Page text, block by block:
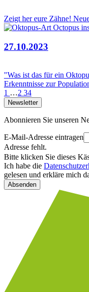
Zeigt her eure Zähne!
27.10.2023
"Was ist das für ein
Erkenntnisse zur
1 …2 34
Newsletter
Abonnieren Sie unseren
E-Mail-Adresse eintragen
Adresse fehlt.
Bitte klicken Sie dieses
Ich habe die
gelesen und erkläre mich
Absenden